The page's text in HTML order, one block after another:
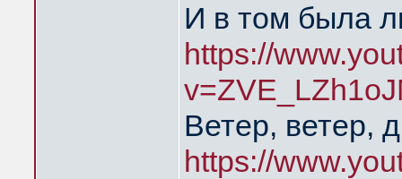
И в том была
https://
Ветер, ветер,
https://